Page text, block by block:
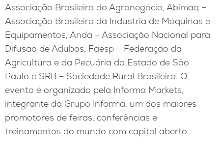
Associação Brasileira do Agronegócio, Abimaq –
Associação Brasileira da Indústria de Máquinas e
Equipamentos, Anda – Associação Nacional para
Difusão de Adubos, Faesp – Federação da
Agricultura e da Pecuária do Estado de São
Paulo e SRB – Sociedade Rural Brasileira. O
evento é organizado pela Informa Markets,
integrante do Grupo Informa, um dos maiores
promotores de feiras, conferências e
treinamentos do mundo com capital aberto.